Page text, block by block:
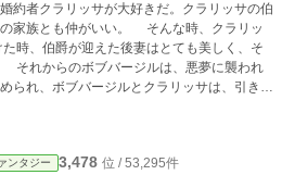
約者クラリッサが大好きだ。クラリッサの伯
家族とも仲がいい。 そんな時、クラリッ
られ、ボブバージルとクラリッサは、引き裂
。 これは夢なのか？現な
、一人その夢と戦う。 ボブバージ
、兄は？ 完結いたしました。
ンタジー 3,478 位 / 53,295件